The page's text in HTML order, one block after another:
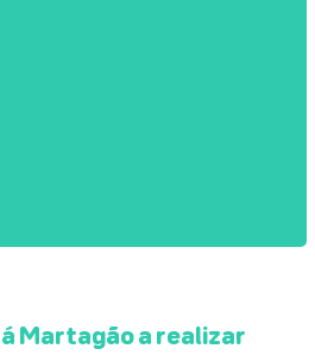
Martagão a realizar